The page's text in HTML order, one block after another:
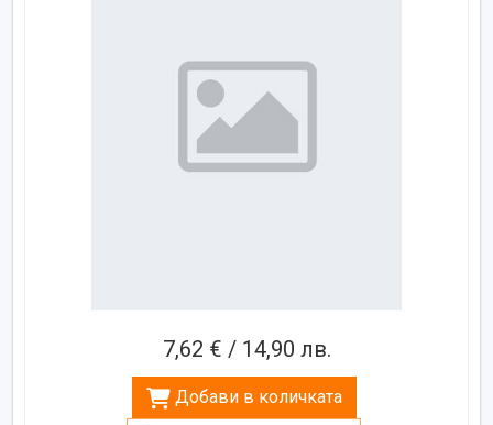
7,62 € / 14,90 лв.
Добави в количката